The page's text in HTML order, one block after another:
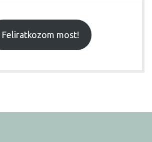
Feliratkozom most!